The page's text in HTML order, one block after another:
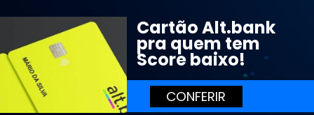
Cartão Alt.bank
pra quem tem
Score baixo!
CONFERIR